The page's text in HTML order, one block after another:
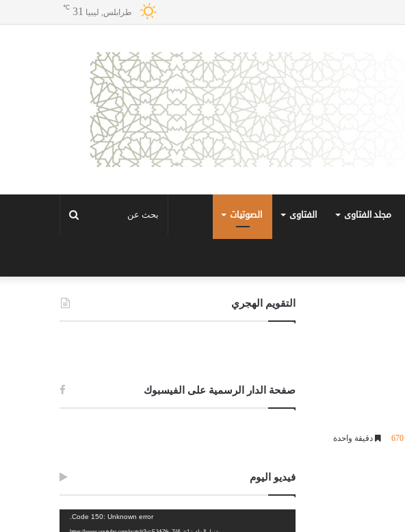
طرابلس, ليبيا 31
℃
مجلد الفتاوى الفتاوى الصوتيات
670 دقيقة واحدة
التقويم الهجري
صفحة الدار الرسمية على الفيسبوك
فيديو اليوم
Code 150: Unknown error.